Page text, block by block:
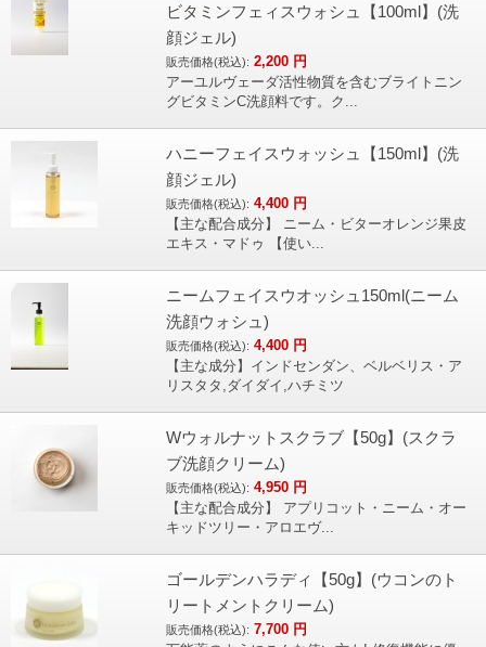
ビタミンフェィスウォシュ【100ml】(洗
顔ジェル)
販売価格(税込): 2,200 円
アーユルヴェーダ活性物質を含むブライトニン
グビタミンC洗顔料です。ク...
ハニーフェイスウォッシュ【150ml】(洗
顔ジェル)
販売価格(税込): 4,400 円
【主な配合成分】 ニーム・ビターオレンジ果皮
エキス・マドゥ 【使い...
ニームフェイスウオッシュ150ml(ニーム
洗顔ウォシュ)
販売価格(税込): 4,400 円
【主な成分】インドセンダン、ベルベリス・ア
リスタタ,ダイダイ,ハチミツ
Wウォルナットスクラブ【50g】(スクラ
ブ洗顔クリーム)
販売価格(税込): 4,950 円
【主な配合成分】 アプリコット・ニーム・オー
キッドツリー・アロエヴ...
ゴールデンハラディ【50g】(ウコンのト
リートメントクリーム)
販売価格(税込): 7,700 円